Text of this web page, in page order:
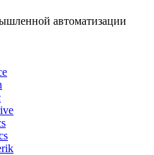
автоматизации